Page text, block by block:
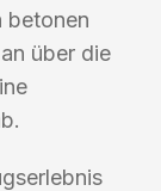
betonen
über die